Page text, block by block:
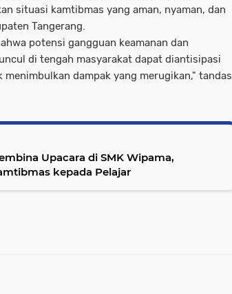
situasi kamtibmas yang aman, nyaman, dan
Tangerang.
potensi gangguan keamanan dan
di tengah masyarakat dapat diantisipasi
dampak yang merugikan," tandas
Upacara di SMK Wipama,
kepada Pelajar